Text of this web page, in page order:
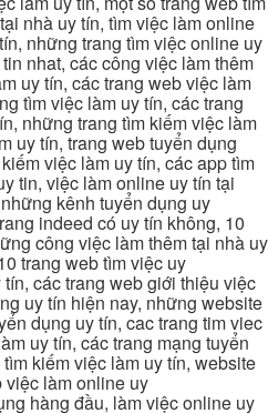
nhà uy tín, tìm việc làm online
những trang tìm việc online uy
nhat, các công việc làm thêm
uy tín, các trang web việc làm
tìm việc làm uy tín, các trang
những trang tìm kiếm việc làm
uy tín, trang web tuyển dụng
việc làm uy tín, các app tìm
tin, việc làm online uy tín tại
kênh tuyển dụng uy
indeed có uy tín không, 10
công việc làm thêm tại nhà uy
trang web tìm việc uy
các trang web giới thiệu việc
uy tín hiện nay, những website
dụng uy tín, cac trang tim viec
uy tín, các trang mạng tuyển
kiếm việc làm uy tín, website
việc làm online uy
hàng đầu, làm việc online uy